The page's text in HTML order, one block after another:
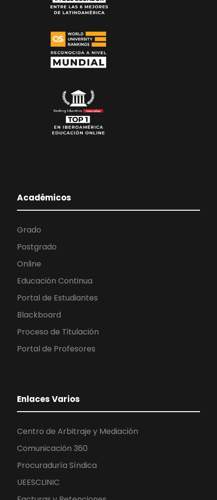
Académicos
Grado
Postgrado
Online
Educación Continua
Portal de Estudiantes
Blackboard
Proceso de Titulación
Portal de Profesores
Enlaces Varios
Centro de Arbitraje y Mediación
Comunicación 360
Procuraduría Síndica
UEESCLINIC